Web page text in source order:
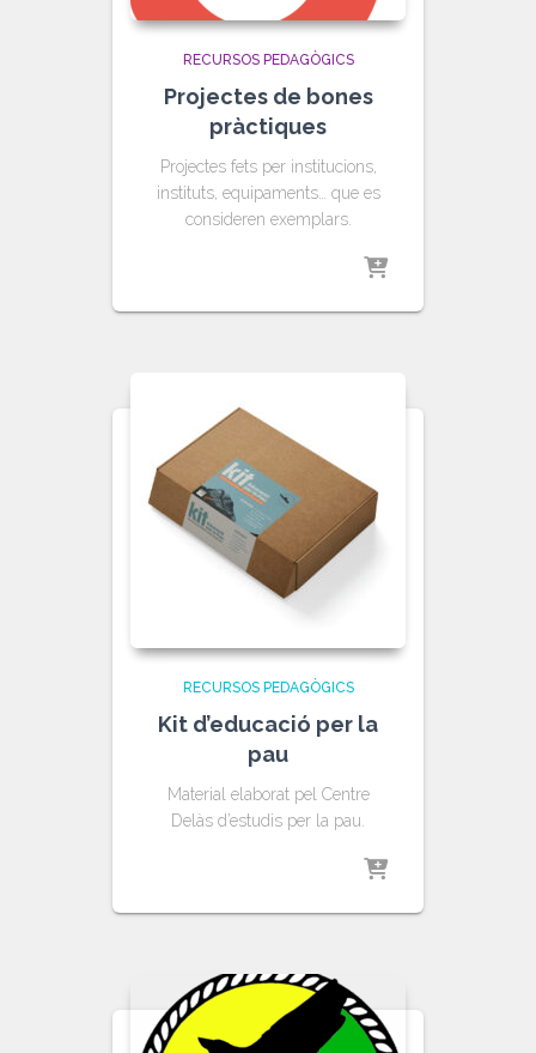
RECURSOS PEDAGÒGICS
Projectes de bones
pràctiques
Projectes fets per institucions,
instituts, equipaments… que es
consideren exemplars.
RECURSOS PEDAGÒGICS
Kit d’educació per la
pau
Material elaborat pel Centre
Delàs d’estudis per la pau.